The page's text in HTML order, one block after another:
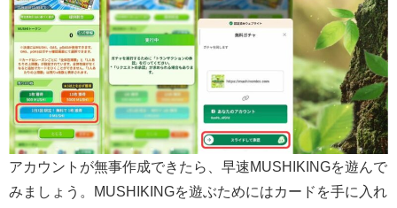
アカウントが無事作成できたら、早速MUSHIKINGを遊んで
みましょう。MUSHIKINGを遊ぶためにはカードを手に入れ